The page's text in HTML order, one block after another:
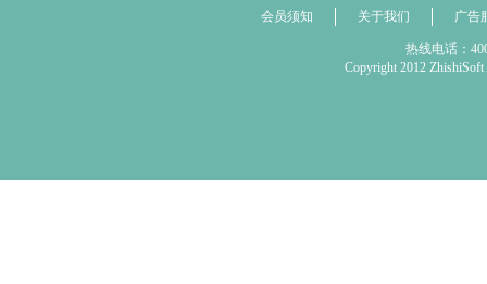
会员须知 关于我们 广告
热线电话：
Copyright 2012